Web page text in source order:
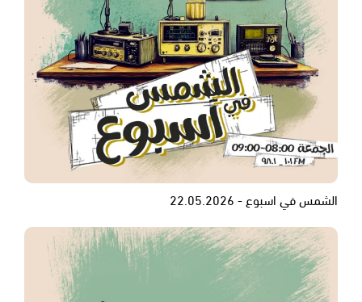
الشمس في اسبوع - 22.05.2026